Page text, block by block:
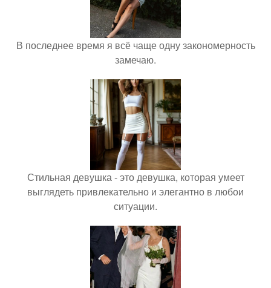
В последнее время я всё чаще одну закономерность
замечаю.
Стильная девушка - это девушка, которая умеет
выглядеть привлекательно и элегантно в любои
ситуации.